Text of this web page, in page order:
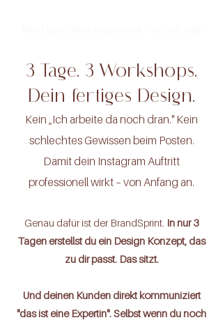
3 Tage. 3 Workshops.
Dein fertiges Design.
Kein „Ich arbeite da noch dran." Kein
schlechtes Gewissen beim Posten.
Damit dein Instagram Auftritt
professionell wirkt – von Anfang an.
Genau dafür ist der BrandSprint. In nur 3
Tagen erstellst du ein Design Konzept, das
zu dir passt. Das sitzt.
Und deinen Kunden direkt kommuniziert
"das ist eine Expertin". Selbst wenn du noch